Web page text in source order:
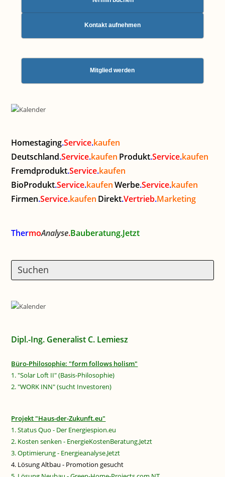
Kontakt aufnehmen
Mitglied werden
Homestaging.Service.kaufen
Deutschland.Service.kaufen Produkt.Service.kaufen
Fremdprodukt.Service.kaufen
BioProdukt.Service.kaufen Werbe.Service.kaufen
Firmen.Service.kaufen Direkt.Vertrieb.Marketing
ThermoAnalyse.Bauberatung.Jetzt
Dipl.-Ing. Generalist C. Lemiesz
Büro-Philosophie: "form follows holism"
1. "Solar Loft II" (Basis-Philosophie)
2. "WORK INN" (sucht Investoren)
Projekt "Haus-der-Zukunft.eu"
1. Status Quo - Der Energiespion.eu
2. Kosten senken - EnergieKostenBeratung.Jetzt
3. Optimierung - Energieanalyse.Jetzt
4. Lösung Altbau - Promotion gesucht